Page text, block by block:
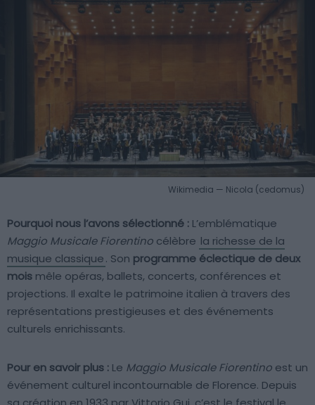
Wikimedia — Nicola (cedomus)
Pourquoi nous l’avons sélectionné : L’emblématique
Maggio Musicale Fiorentino célèbre la richesse de la
musique classique. Son programme éclectique de deux
mois mêle opéras, ballets, concerts, conférences et
projections. Il exalte le patrimoine italien à travers des
représentations prestigieuses et des événements
culturels enrichissants.
Pour en savoir plus : Le Maggio Musicale Fiorentino est un
événement culturel incontournable de Florence. Depuis